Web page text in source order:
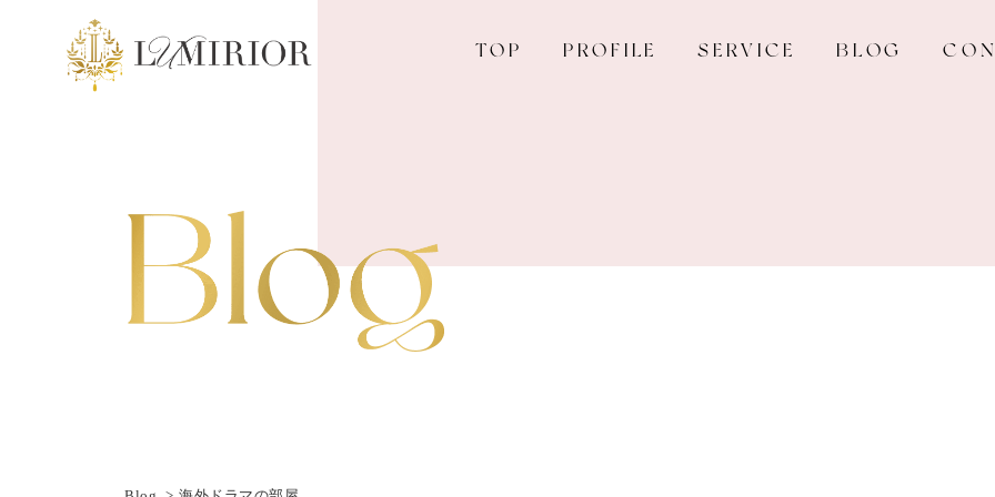
TOP PROFILE SERVICE BLOG